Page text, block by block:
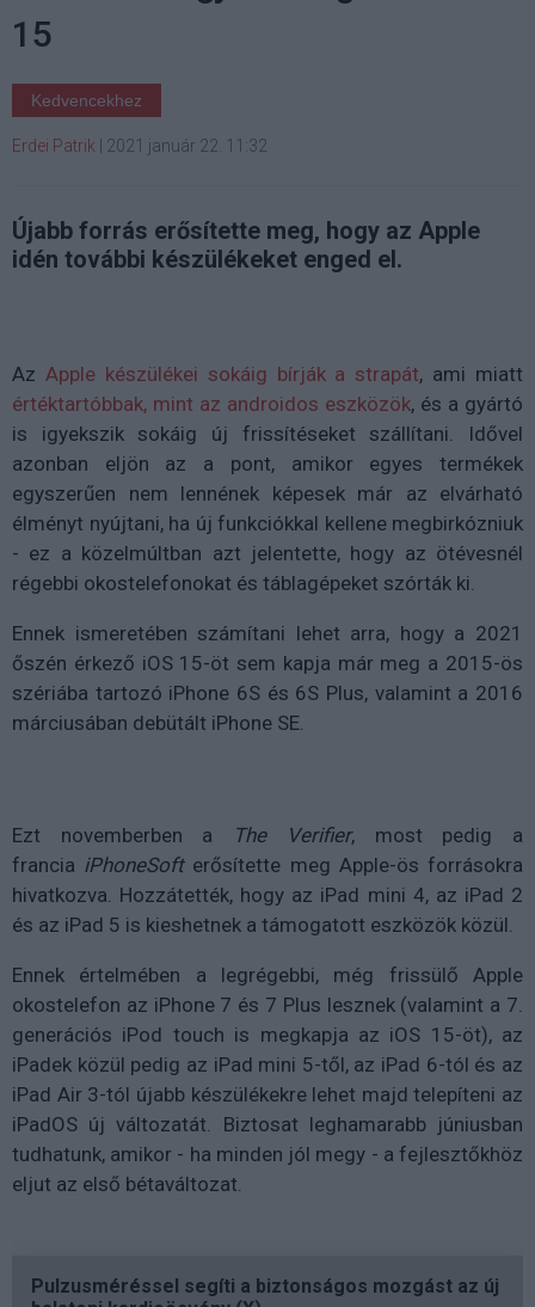
15
Kedvencekhez
Erdei Patrik 2021 január 22. 11:32
Újabb forrás erősítette meg, hogy az Apple
idén további készülékeket enged el.
Az Apple készülékei sokáig bírják a strapát, ami miatt
értéktartóbbak, mint az androidos eszközök, és a gyártó
is igyekszik sokáig új frissítéseket szállítani. Idővel
azonban eljön az a pont, amikor egyes termékek
egyszerűen nem lennének képesek már az elvárható
élményt nyújtani, ha új funkciókkal kellene megbirkózniuk
- ez a közelmúltban azt jelentette, hogy az ötévesnél
régebbi okostelefonokat és táblagépeket szórták ki.
Ennek ismeretében számítani lehet arra, hogy a 2021
őszén érkező iOS 15-öt sem kapja már meg a 2015-ös
szériába tartozó iPhone 6S és 6S Plus, valamint a 2016
márciusában debütált iPhone SE.
Ezt novemberben a The Verifier, most pedig a
francia iPhoneSofterősítette meg Apple-ös forrásokra
hivatkozva. Hozzátették, hogy az iPad mini 4, az iPad 2
és az iPad 5 is kieshetnek a támogatott eszközök közül.
Ennek értelmében a legrégebbi, még frissülő Apple
okostelefon az iPhone 7 és 7 Plus lesznek (valamint a 7.
generációs iPod touch is megkapja az iOS 15-öt), az
iPadek közül pedig az iPad mini 5-től, az iPad 6-tól és az
iPad Air 3-tól újabb készülékekre lehet majd telepíteni az
iPadOS új változatát. Biztosat leghamarabb júniusban
tudhatunk, amikor - ha minden jól megy - a fejlesztőkhöz
eljut az első bétaváltozat.
Pulzusméréssel segíti a biztonságos mozgást az új